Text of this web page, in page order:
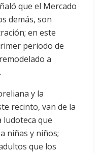
que el Mercado
demás, son
en este
periodo de
a
y la
recinto, van de la
ludoteca que
niñas y niños;
que los